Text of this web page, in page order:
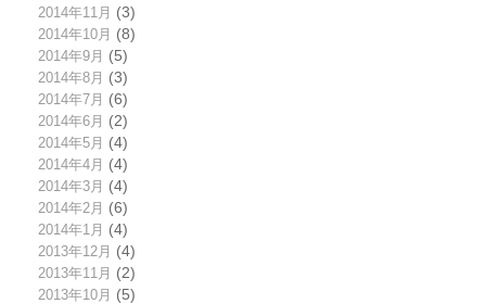
2014年11月 (3)
2014年10月 (8)
2014年9月 (5)
2014年8月 (3)
2014年7月 (6)
2014年6月 (2)
2014年5月 (4)
2014年4月 (4)
2014年3月 (4)
2014年2月 (6)
2014年1月 (4)
2013年12月 (4)
2013年11月 (2)
2013年10月 (5)